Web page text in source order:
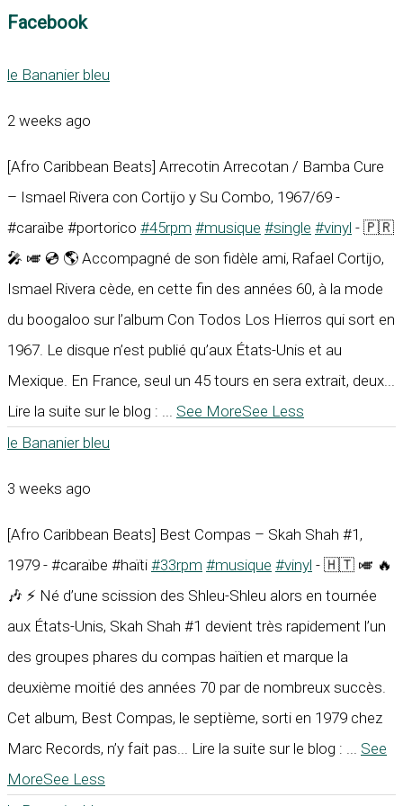
Facebook
le Bananier bleu
2 weeks ago
[Afro Caribbean Beats] Arrecotin Arrecotan / Bamba Cure
– Ismael Rivera con Cortijo y Su Combo, 1967/69 -
#caraïbe #portorico #45rpm #musique #single #vinyl - 🇵🇷
🎤 🎺 💿 🌎 Accompagné de son fidèle ami, Rafael Cortijo,
Ismael Rivera cède, en cette fin des années 60, à la mode
du boogaloo sur l’album Con Todos Los Hierros qui sort en
1967. Le disque n’est publié qu’aux États-Unis et au
Mexique. En France, seul un 45 tours en sera extrait, deux...
Lire la suite sur le blog : ... See MoreSee Less
le Bananier bleu
3 weeks ago
[Afro Caribbean Beats] Best Compas – Skah Shah #1,
1979 - #caraïbe #haïti #33rpm #musique #vinyl - 🇭🇹 🎺 🔥
🎶 ⚡ Né d’une scission des Shleu-Shleu alors en tournée
aux États-Unis, Skah Shah #1 devient très rapidement l’un
des groupes phares du compas haïtien et marque la
deuxième moitié des années 70 par de nombreux succès.
Cet album, Best Compas, le septième, sorti en 1979 chez
Marc Records, n’y fait pas... Lire la suite sur le blog : ... See
MoreSee Less